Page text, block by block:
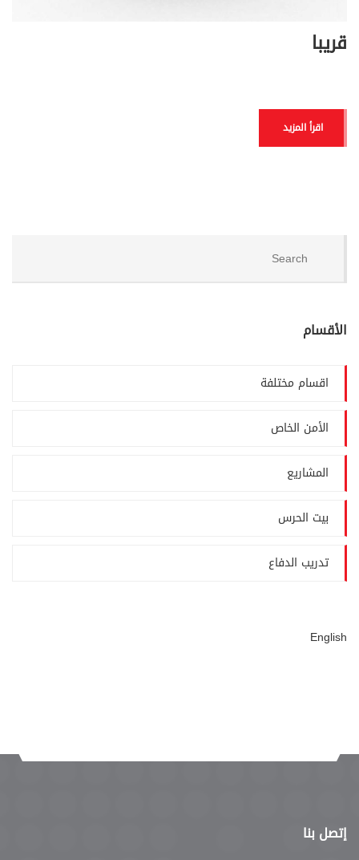
قريبا
اقرأ المزيد
الأقسام
اقسام مختلفة
الأمن الخاص
المشاريع
بيت الحرس
تدريب الدفاع
English
إتصل بنا